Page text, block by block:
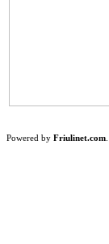
Powered by Friulinet.com